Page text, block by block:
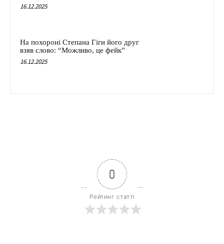
16.12.2025
На похороні Степана Гіги його друг
взяв слово: “Можливо, це фейк”
16.12.2025
0
Рейтинг статті